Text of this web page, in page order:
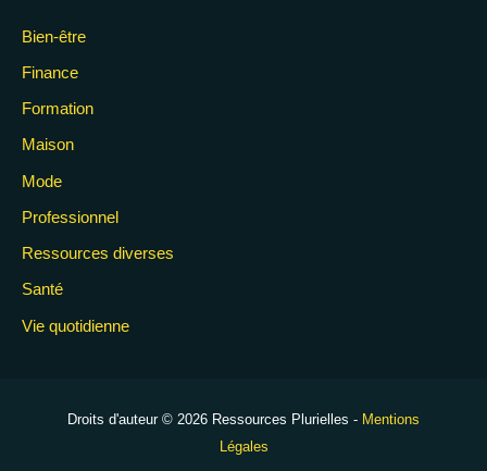
Bien-être
Finance
Formation
Maison
Mode
Professionnel
Ressources diverses
Santé
Vie quotidienne
Droits d'auteur © 2026 Ressources Plurielles - Mentions
Légales